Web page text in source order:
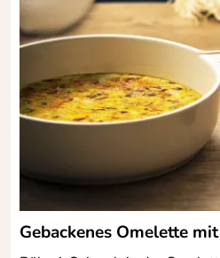
Gebackenes Omelette